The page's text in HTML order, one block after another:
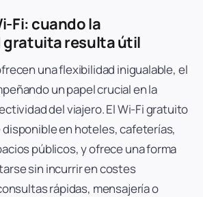
Fi: cuando la
resulta útil
una flexibilidad inigualable, el
un papel crucial en la
del viajero. El Wi-Fi gratuito
en hoteles, cafeterías,
públicos, y ofrece una forma
sin incurrir en costes
rápidas, mensajería o